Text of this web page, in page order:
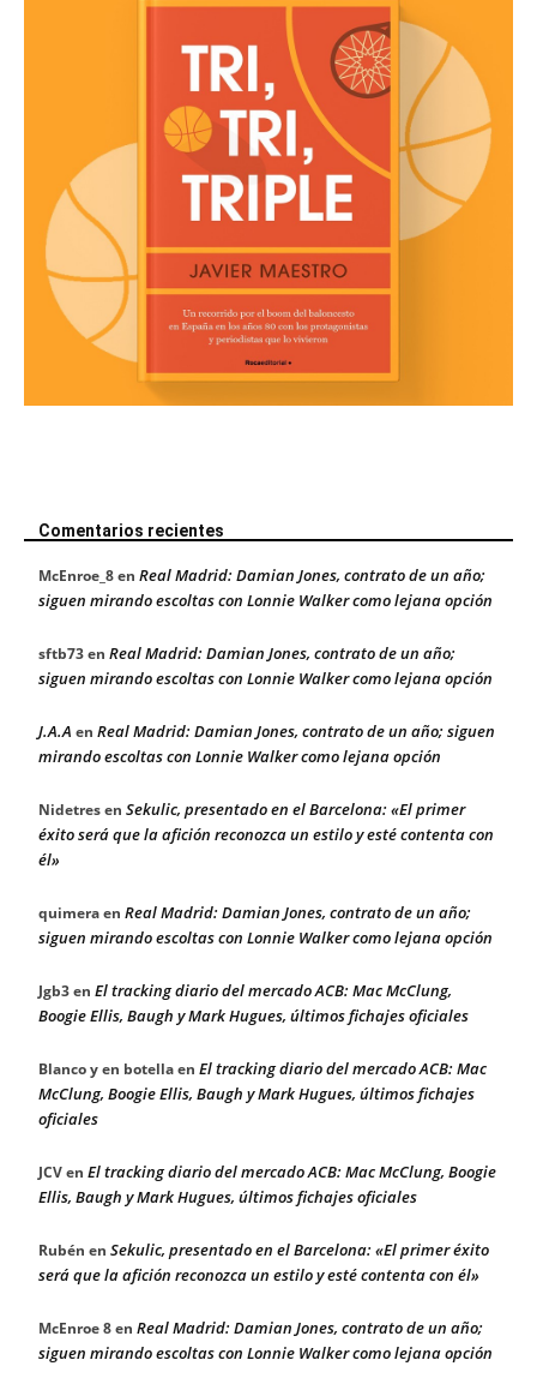
Comentarios recientes
McEnroe_8en Real Madrid: Damian Jones, contrato de un año;
siguen mirando escoltas con Lonnie Walker como lejana opción
sftb73en Real Madrid: Damian Jones, contrato de un año;
siguen mirando escoltas con Lonnie Walker como lejana opción
J.A.A en Real Madrid: Damian Jones, contrato de un año; siguen
mirando escoltas con Lonnie Walker como lejana opción
Nidetresen Sekulic, presentado en el Barcelona: «El primer
éxito será que la afición reconozca un estilo y esté contenta con
él»
quimeraen Real Madrid: Damian Jones, contrato de un año;
siguen mirando escoltas con Lonnie Walker como lejana opción
Jgb3en El tracking diario del mercado ACB: Mac McClung,
Boogie Ellis, Baugh y Mark Hugues, últimos fichajes oficiales
Blanco y en botellaen El tracking diario del mercado ACB: Mac
McClung, Boogie Ellis, Baugh y Mark Hugues, últimos fichajes
oficiales
JCVen El tracking diario del mercado ACB: Mac McClung, Boogie
Ellis, Baugh y Mark Hugues, últimos fichajes oficiales
Rubén en Sekulic, presentado en el Barcelona: «El primer éxito
será que la afición reconozca un estilo y esté contenta con él»
McEnroe 8en Real Madrid: Damian Jones, contrato de un año;
siguen mirando escoltas con Lonnie Walker como lejana opción